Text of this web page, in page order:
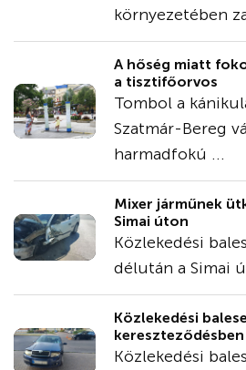
környezetében
A hőség miatt
a tisztifőorvos
Tombol a
Szatmár-Bereg
harmadfokú ...
Mixer járműnek
Simai úton
Közlekedési
délután a Simai
Közlekedési
kereszteződésben
Közlekedési